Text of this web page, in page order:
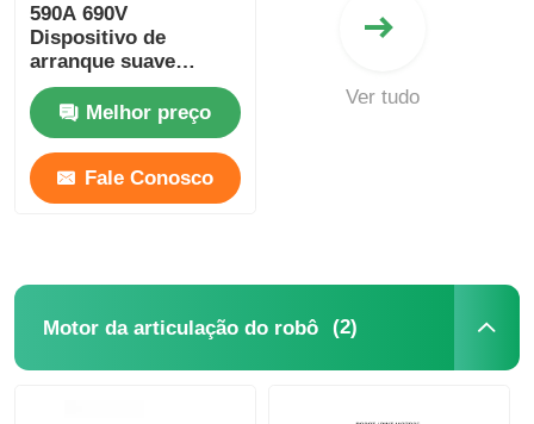
590A 690V
Dispositivo de
arranque suave
Schneider Ats480c59y
Electric Soft Starter
para Industrial
Melhor preço
Fale Conosco
Ver tudo
Motor da articulação do robô (2)